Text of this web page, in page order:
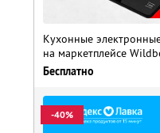
Кухонные
на маркетплейсе
Бесплатно
-40%